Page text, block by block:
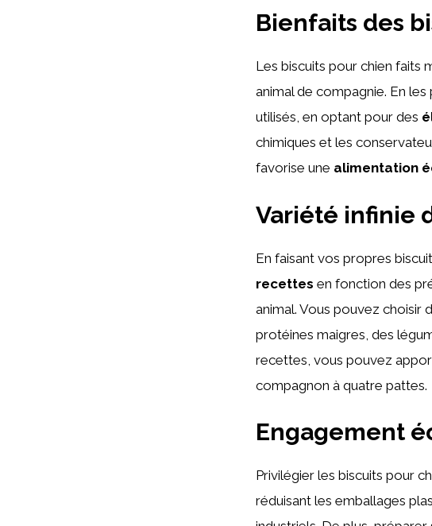
Bienfaits des
Les biscuits pour chien faits
animal de compagnie. En
utilisés, en optant pour des
chimiques et les
favorise une alimentation
Variété infinie
En faisant vos propres
recettes en fonction des
animal. Vous pouvez choisir
protéines maigres, des
recettes, vous pouvez
compagnon à quatre pattes.
Engagement
Privilégier les biscuits pour
réduisant les emballages